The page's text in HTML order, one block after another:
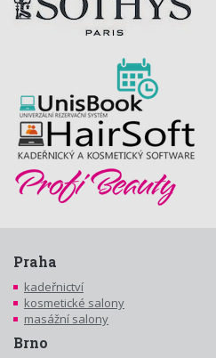
Praha
kadeřnictví
kosmetické salony
masážní salony
Brno